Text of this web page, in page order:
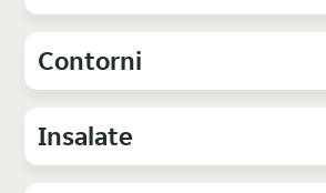
Contorni
Insalate